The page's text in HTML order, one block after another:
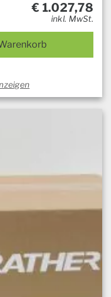
€ 1.027,78
inkl. MwSt.